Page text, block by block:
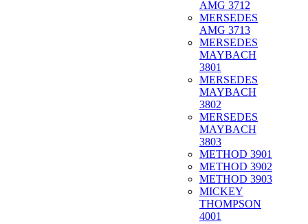
AMG 3712
MERSEDES
AMG 3713
MERSEDES
MAYBACH
3801
MERSEDES
MAYBACH
3802
MERSEDES
MAYBACH
3803
METHOD 3901
METHOD 3902
METHOD 3903
MICKEY
THOMPSON
4001